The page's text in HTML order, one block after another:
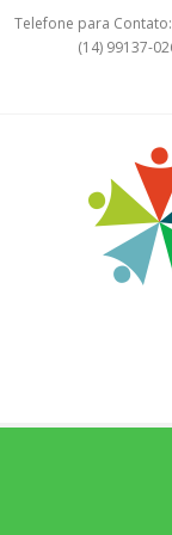
Telefone para
(14) 99137-